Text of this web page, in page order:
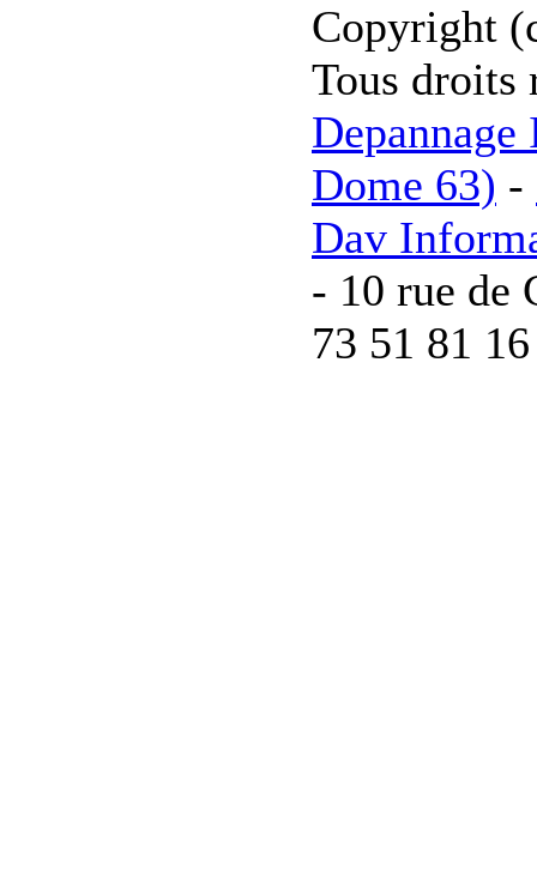
Copyright
Tous droits
Dome 63) -
Dav
- 10 rue de
73 51 81 16